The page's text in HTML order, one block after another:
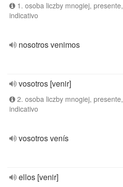
1. osoba liczby mnogiej, presente,
indicativo
nosotros venimos
vosotros [venir]
2. osoba liczby mnogiej, presente,
indicativo
vosotros venís
ellos [venir]